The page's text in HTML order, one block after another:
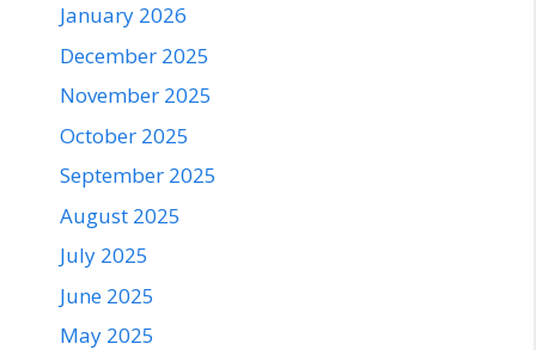
January 2026
December 2025
November 2025
October 2025
September 2025
August 2025
July 2025
June 2025
May 2025